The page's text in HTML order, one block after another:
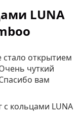
LUNA
стало открытием
чуткий
вам
с кольцами LUNA